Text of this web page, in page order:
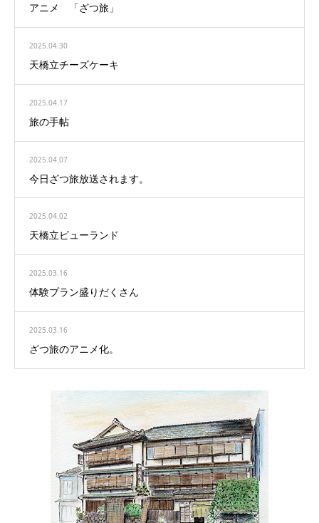
アニメ 「ざつ旅」
2025.04.30
天橋立チーズケーキ
2025.04.17
旅の手帖
2025.04.07
今日ざつ旅放送されます。
2025.04.02
天橋立ビューランド
2025.03.16
体験プラン盛りだくさん
2025.03.16
ざつ旅のアニメ化。